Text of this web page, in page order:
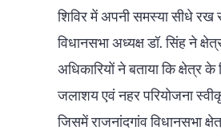
शिविर में अपनी समस्या सीधे रख
विधानसभा अध्यक्ष डॉ. सिंह ने
अधिकारियों ने बताया कि
जलाशय एवं नहर परियोजना
जिसमें राजनांदगांव विधानसभा